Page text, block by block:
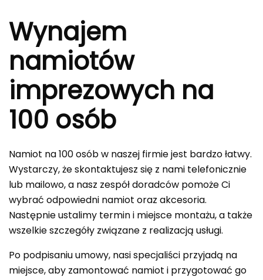
Wynajem
namiotów
imprezowych na
100 osób
Namiot na 100 osób w naszej firmie jest bardzo łatwy.
Wystarczy, że skontaktujesz się z nami telefonicznie
lub mailowo, a nasz zespół doradców pomoże Ci
wybrać odpowiedni namiot oraz akcesoria.
Następnie ustalimy termin i miejsce montażu, a także
wszelkie szczegóły związane z realizacją usługi.
Po podpisaniu umowy, nasi specjaliści przyjadą na
miejsce, aby zamontować namiot i przygotować go